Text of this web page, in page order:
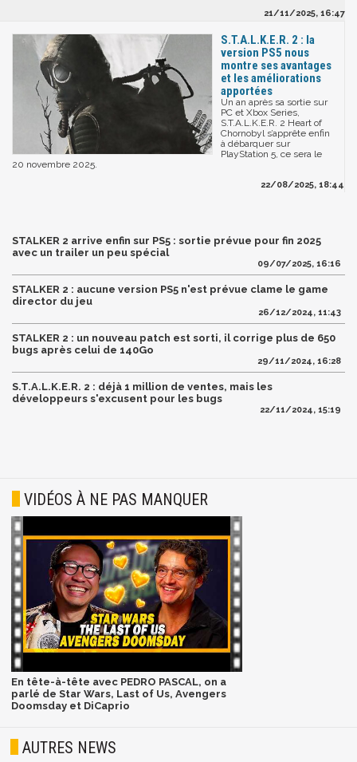
21/11/2025, 16:47
S.T.A.L.K.E.R. 2 : la
version PS5 nous
montre ses avantages
et les améliorations
apportées
Un an après sa sortie sur
PC et Xbox Series,
S.T.A.L.K.E.R. 2 Heart of
Chornobyl s’apprête enfin
à débarquer sur
PlayStation 5, ce sera le
20 novembre 2025.
22/08/2025, 18:44
STALKER 2 arrive enfin sur PS5 : sortie prévue pour fin 2025
avec un trailer un peu spécial
09/07/2025, 16:16
STALKER 2 : aucune version PS5 n'est prévue clame le game
director du jeu
26/12/2024, 11:43
STALKER 2 : un nouveau patch est sorti, il corrige plus de 650
bugs après celui de 140Go
29/11/2024, 16:28
S.T.A.L.K.E.R. 2 : déjà 1 million de ventes, mais les
développeurs s'excusent pour les bugs
22/11/2024, 15:19
VIDÉOS À NE PAS MANQUER
En tête-à-tête avec PEDRO PASCAL, on a
parlé de Star Wars, Last of Us, Avengers
Doomsday et DiCaprio
AUTRES NEWS